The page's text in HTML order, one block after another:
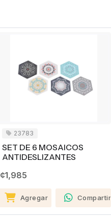
23783
SET DE 6 MOSAICOS
ANTIDESLIZANTES
¢1,985
Agregar Compartir